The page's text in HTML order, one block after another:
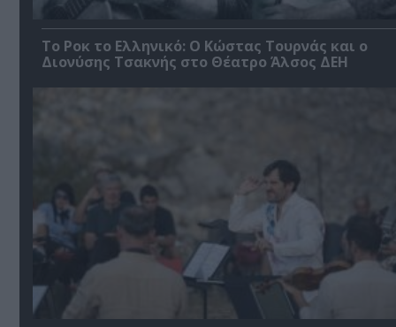
Το Ροκ το Ελληνικό: Ο Κώστας Τουρνάς και ο
Διονύσης Τσακνής στο Θέατρο Άλσος ΔΕΗ